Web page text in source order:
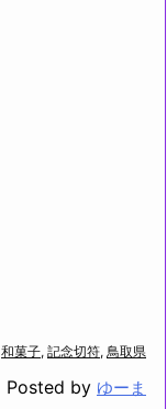
和菓子, 記念切符, 鳥取県
Posted by ゆーま